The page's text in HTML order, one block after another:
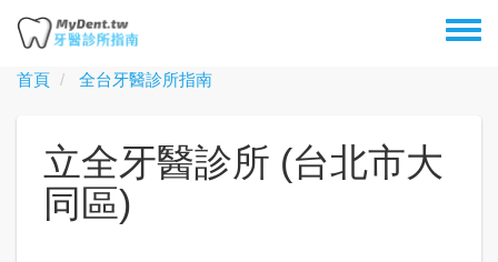
移
主首頁 全台牙醫診所指南
立全牙醫診所 (台北市大
同區)